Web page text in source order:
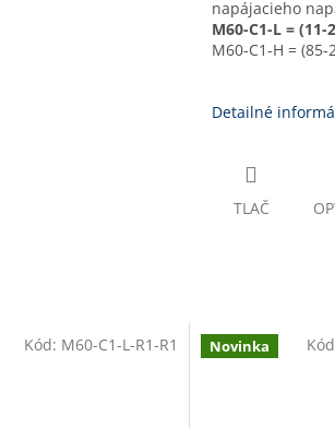
napájacieho
M60-C1-L =
M60-C1-H = (85-
Detailné
TLAČ
Kód: M60-C1-L-R1-R1 Novinka